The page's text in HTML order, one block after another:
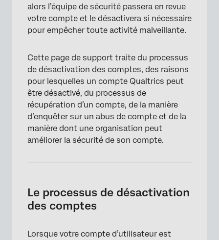
alors l’équipe de sécurité passera en revue
votre compte et le désactivera si nécessaire
pour empêcher toute activité malveillante.
Cette page de support traite du processus
de désactivation des comptes, des raisons
pour lesquelles un compte Qualtrics peut
être désactivé, du processus de
récupération d’un compte, de la manière
d’enquêter sur un abus de compte et de la
manière dont une organisation peut
améliorer la sécurité de son compte.
Le processus de désactivation
des comptes
Lorsque votre compte d’utilisateur est